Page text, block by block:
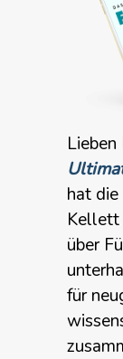
Lieben
hat die
Kellett
über
für